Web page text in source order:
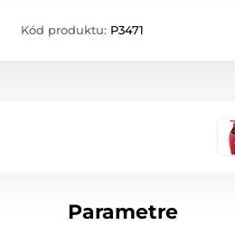
Kód produktu: P3471
Parametre